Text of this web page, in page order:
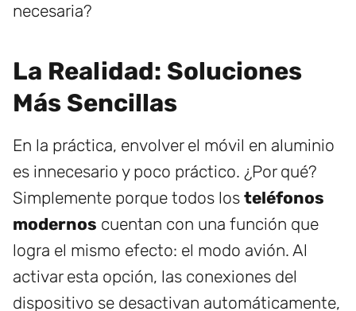
necesaria?
La Realidad: Soluciones
Más Sencillas
En la práctica, envolver el móvil en aluminio
es innecesario y poco práctico. ¿Por qué?
Simplemente porque todos los teléfonos
modernos cuentan con una función que
logra el mismo efecto: el modo avión. Al
activar esta opción, las conexiones del
dispositivo se desactivan automáticamente,